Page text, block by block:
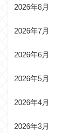
2026年8月
2026年7月
2026年6月
2026年5月
2026年4月
2026年3月